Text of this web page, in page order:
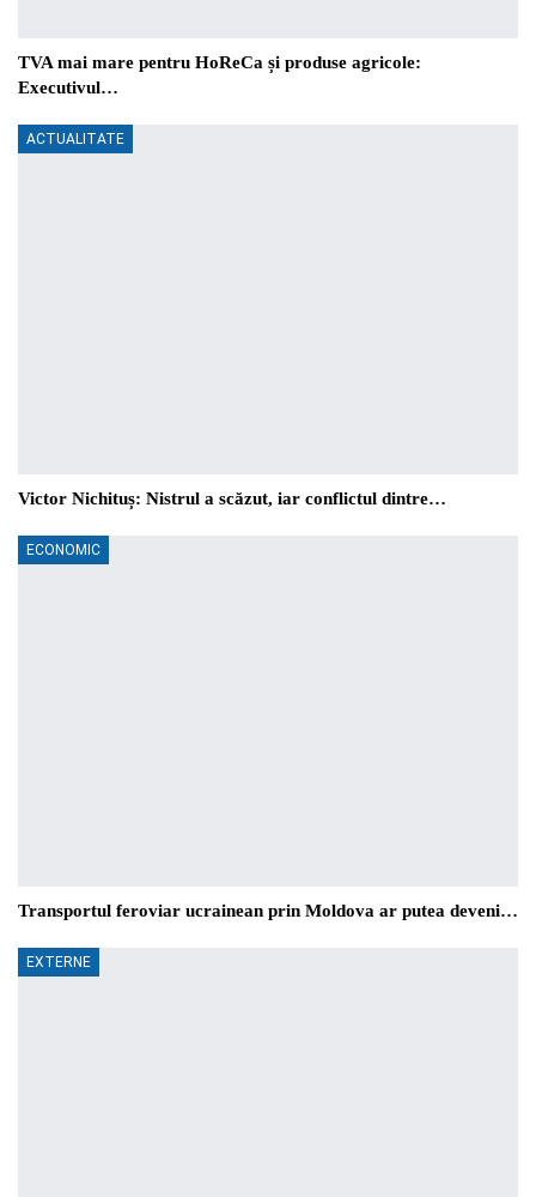
TVA mai mare pentru HoReCa și produse agricole:
Executivul…
ACTUALITATE
Victor Nichituș: Nistrul a scăzut, iar conflictul dintre…
ECONOMIC
Transportul feroviar ucrainean prin Moldova ar putea deveni…
EXTERNE